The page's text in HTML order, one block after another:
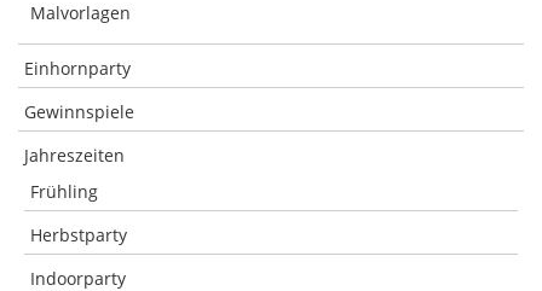
Malvorlagen
Einhornparty
Gewinnspiele
Jahreszeiten
Frühling
Herbstparty
Indoorparty